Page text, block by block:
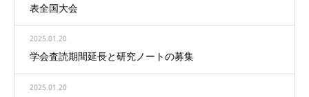
表全国大会
2025.01.20
学会査読期間延長と研究ノートの募集
2025.01.20